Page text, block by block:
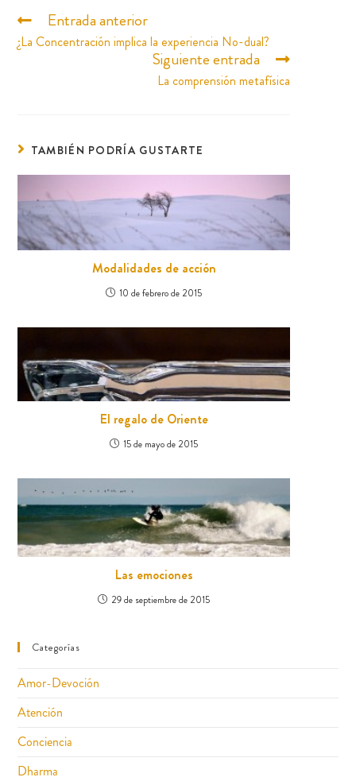
Entrada anterior
¿La Concentración implica la experiencia No-dual?
Siguiente entrada
La comprensión metafísica
TAMBIÉN PODRÍA GUSTARTE
Modalidades de acción
10 de febrero de 2015
El regalo de Oriente
15 de mayo de 2015
Las emociones
29 de septiembre de 2015
Categorías
Amor-Devoción
Atención
Conciencia
Dharma